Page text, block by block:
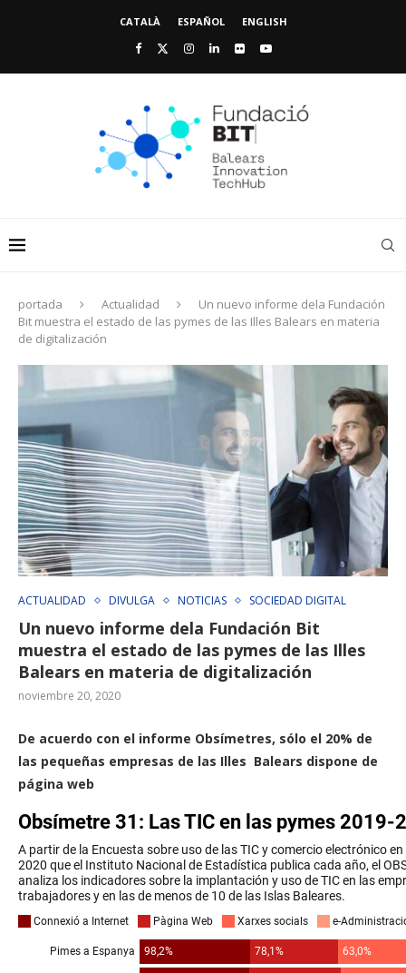
CATALÀ ESPAÑOL ENGLISH
portada Actualidad
Un nuevo informe dela Fundación
Bit muestra el estado de las pymes de las Illes Balears en materia
de digitalización
ACTUALIDAD DIVULGA NOTICIAS SOCIEDAD DIGITAL
Un nuevo informe dela Fundación Bit
muestra el estado de las pymes de las Illes
Balears en materia de digitalización
noviembre 20, 2020
De acuerdo con el informe Obsímetres, sólo el 20% de
las pequeñas empresas de las Illes Balears dispone de
página web